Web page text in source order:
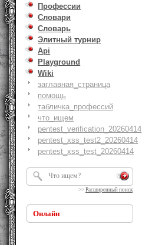
Профессии
Словари
Словарь
Элитный турнир
Api
Playground
Wiki
заглавная_страница
помощь
табличка_профессий
что_ищем
pentest_verification_20260414
pentest_xss_test2_20260414
pentest_xss_test_20260414
>> Расширенный поиск
Онлайн